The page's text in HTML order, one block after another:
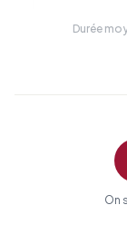
Durée
On